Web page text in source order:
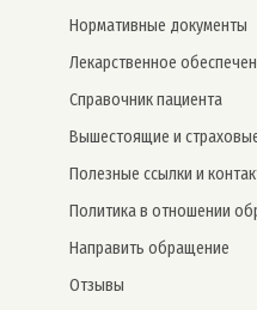
Нормативные документы
Лекарственное
Справочник пациента
Вышестоящие и
Полезные ссылки и
Политика в отношении
Направить обращение
Отзывы